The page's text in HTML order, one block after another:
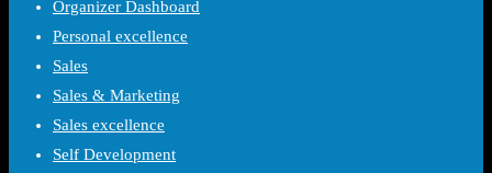
Organizer Dashboard
Personal excellence
Sales
Sales & Marketing
Sales excellence
Self Development